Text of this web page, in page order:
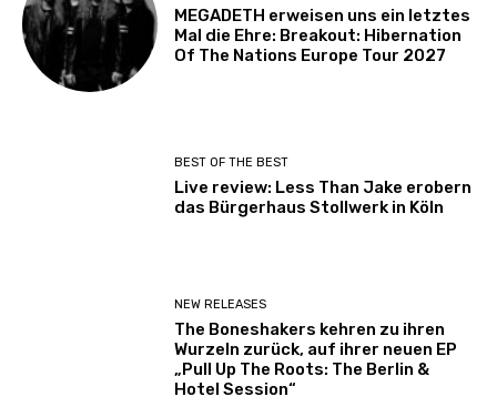
MEGADETH erweisen uns ein letztes
Mal die Ehre: Breakout: Hibernation
Of The Nations Europe Tour 2027
BEST OF THE BEST
Live review: Less Than Jake erobern
das Bürgerhaus Stollwerk in Köln
NEW RELEASES
The Boneshakers kehren zu ihren
Wurzeln zurück, auf ihrer neuen EP
„Pull Up The Roots: The Berlin &
Hotel Session“